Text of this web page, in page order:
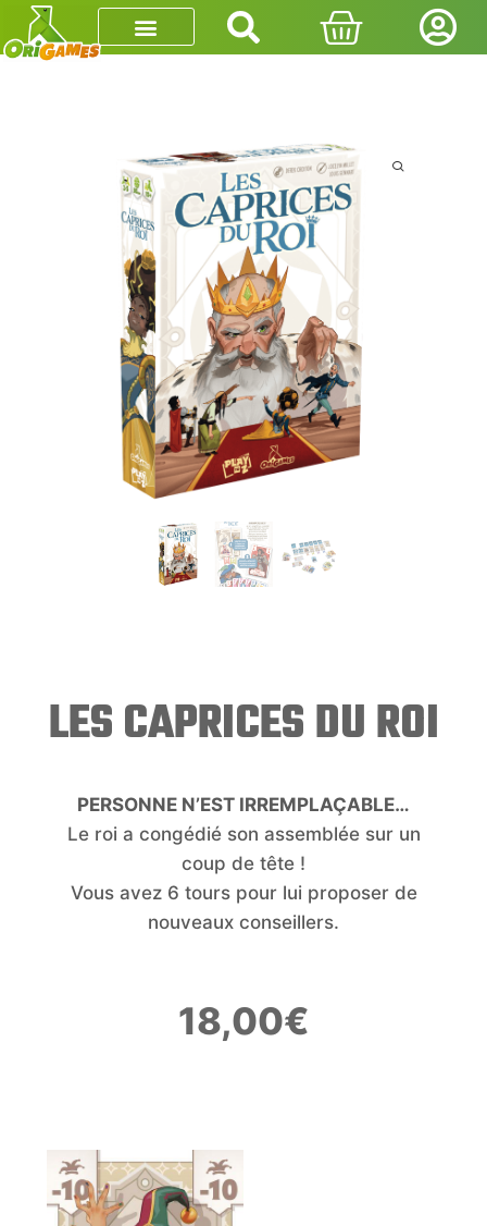
LES CAPRICES DU ROI
PERSONNE N’EST IRREMPLAÇABLE…
Le roi a congédié son assemblée sur un
coup de tête !
Vous avez 6 tours pour lui proposer de
nouveaux conseillers.
18,00€